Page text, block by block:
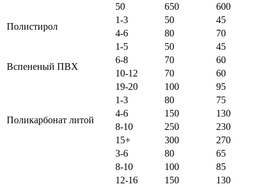
50
650
600
Полистирол
1-3 50
45
4-6
80 70
Вспененый ПВХ
1-5 50
45
6-8
70
60
10-12
70
60
19-20
100 95
Поликарбонат литой
1-3 80
75
4-6
150
130
8-10
250
230
15+
300 270
3-6 80
65
8-10
100
85
12-16
150
130